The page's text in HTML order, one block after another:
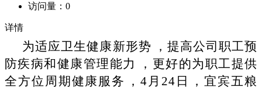
访问量： 0
详情
为适应卫生健康新形势，提高公司职工预
防疾病和健康管理能力，更好的为职工提供
全方位周期健康服务， 4月24日，宜宾五粮